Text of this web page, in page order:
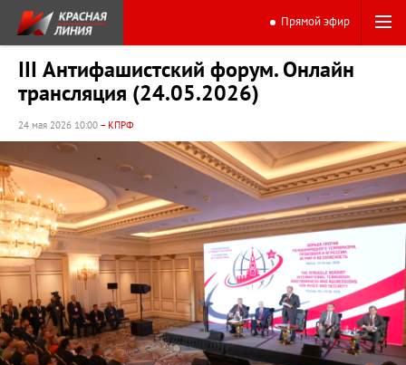
Прямой эфир
III Антифашистский форум. Онлайн
трансляция (24.05.2026)
24 мая 2026 10:00 – КПРФ